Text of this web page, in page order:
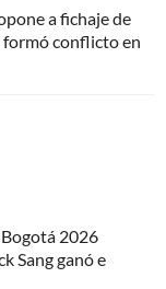
a fichaje de
formó conflicto en
2026
Sang ganó e